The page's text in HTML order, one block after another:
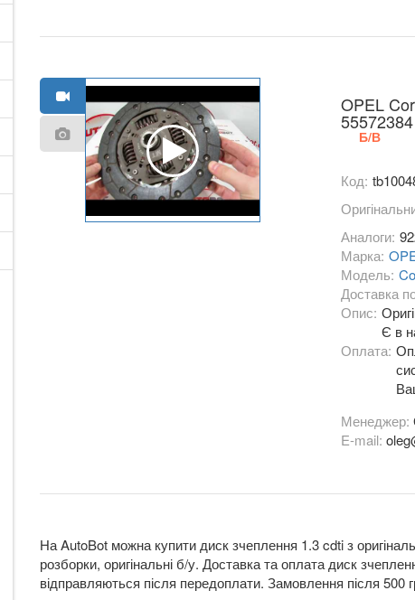
OPEL
55572384
Б/В
Код:
Аналоги:
Марка:
Модель:
Доставка
Опис:
Є в
Оплата:
Менеджер:
E-mail:
На AutoBot можна купити диск зчеплення 1.3 cdti з
розборки, оригінальні б/у. Доставка та оплата диск
відправляються після передоплати. Замовлення після 500